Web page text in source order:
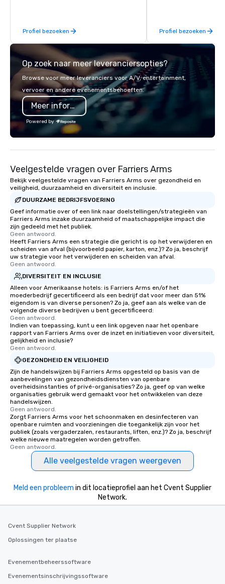
direct line of communication, and
unparalleled customer service.
Profiel bezoeken Profiel bezoeken
Op zoek naar meer leveranciersopties?
Browse voor meer leveranciers voor A/V, entertainment,
vervoer en andere evenementsbehoeften.
Meer informatie
Powered by
Veelgestelde vragen over Farriers Arms
Bekijk veelgestelde vragen van Farriers Arms over gezondheid en
veiligheid, duurzaamheid en diversiteit en inclusie.
DUURZAME BEDRIJFSVOERING
Geef informatie over of een link naar doelstellingen/strategieën van
Farriers Arms inzake duurzaamheid of maatschappelijke impact die
zijn gedeeld met het publiek.
Geen antwoord.
Heeft Farriers Arms een strategie die gericht is op het verwijderen en
scheiden van afval (bijvoorbeeld papier, karton, enz.)? Zo ja, beschrijf
uw strategie voor het verwijderen en scheiden van afval.
Geen antwoord.
DIVERSITEIT EN INCLUSIE
Alleen voor Amerikaanse hotels: is Farriers Arms en/of het
moederbedrijf gecertificeerd als een bedrijf dat voor meer dan 51%
eigendom is van diverse personen? Zo ja, geef aan als welke van de
volgende diverse bedrijven u bent gecertificeerd:
Geen antwoord.
Indien van toepassing, kunt u een link opgeven naar het openbare
rapport van Farriers Arms over de inzet en initiatieven voor diversiteit,
gelijkheid en inclusie?
Geen antwoord.
GEZONDHEID EN VEILIGHEID
Zijn de handelswijzen bij Farriers Arms opgesteld op basis van de
aanbevelingen van gezondheidsdiensten van openbare
overheidsinstanties of privé-organisaties? Zo ja, geef op van welke
organisaties gebruik werd gemaakt voor het ontwikkelen van deze
handelswijzen.
Geen antwoord.
Zorgt Farriers Arms voor het schoonmaken en desinfecteren van
openbare ruimten and voorzieningen die toegankelijk zijn voor het
publiek (zoals vergaderzalen, restaurants, liften, enz.)? Zo ja, beschrijf
welke nieuwe maatregelen worden getroffen.
Geen antwoord.
Alle veelgestelde vragen weergeven
Meld een probleem in dit locatieprofiel aan het Cvent Supplier
Network.
Cvent Supplier Network
Oplossingen ter plaatse
Evenementbeheerssoftware
Evenementsinschrijvingssoftware